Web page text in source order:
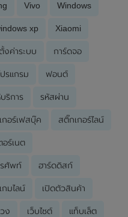
Vivo Windows
xp Xiaomi
งค่าระบบ การ์ดจอ
รแกรม ฟอนต์
ริการ รหัสผ่าน
กอร์เฟสบุ๊ค สติ๊กเกอร์ไลน์
อร์เนต
ศัพท์ ฮาร์ดดิสก์
เกมไลน์ เปิดตัวสินค้า
ง เว็บไซต์ แท็บเล็ต